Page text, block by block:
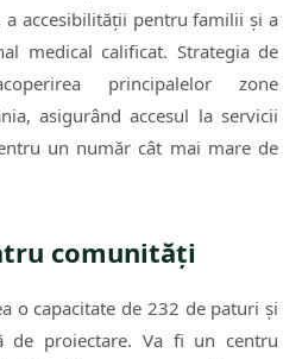
a accesibilității pentru familii și a
medical calificat. Strategia de
principalelor zone
asigurând accesul la servicii
un număr cât mai mare de
comunități
o capacitate de 232 de paturi și
de proiectare. Va fi un centru